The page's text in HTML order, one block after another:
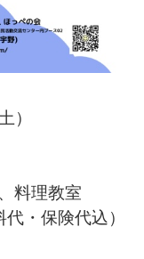
土）
料理教室
・保険代込）